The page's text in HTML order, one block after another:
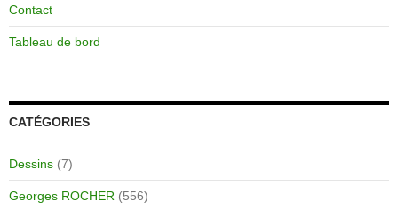
Contact
Tableau de bord
CATÉGORIES
Dessins (7)
Georges ROCHER (556)